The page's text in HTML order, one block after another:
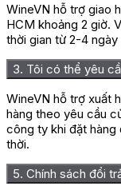
WineVN hỗ trợ giao
HCM khoảng 2 giờ.
thời gian từ 2-4
3. Tôi có thể yêu
WineVN hỗ trợ xuất
hàng theo yêu cầu
công ty khi đặt hàng
thời.
5. Chính sách đổi